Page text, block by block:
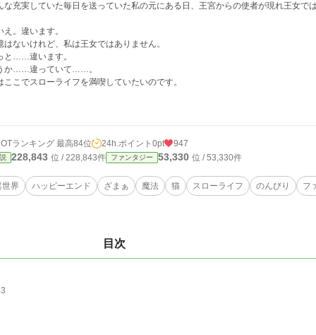
な充実していた毎日を送っていた私の元にある日、王宮からの使者が現れ王女で
え。違います。
はないけれど、私は王女ではありません。
と……違います。
か……違っていて……。
ここでスローライフを満喫していたいのです。
ランキング 最高84位 24h.ポイント 0pt 947
228,843 位 / 228,843件 ファンタジー 53,330 位 / 53,330件
世界 ハッピーエンド ざまぁ 魔法 猫 スローライフ のんびり フ
目次